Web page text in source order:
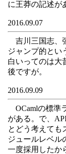
に王莽の記述が
2016.09.07
吉川三国志、
ジャンプ的とい
白いってのは大
後ですが。
2016.09.09
OCamlの標準
がある。で、
とどう考えても
ジュールレベル
一度採用したか